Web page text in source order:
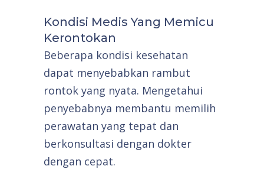
Kondisi Medis Yang Memicu
Kerontokan
Beberapa kondisi kesehatan
dapat menyebabkan rambut
rontok yang nyata. Mengetahui
penyebabnya membantu memilih
perawatan yang tepat dan
berkonsultasi dengan dokter
dengan cepat.